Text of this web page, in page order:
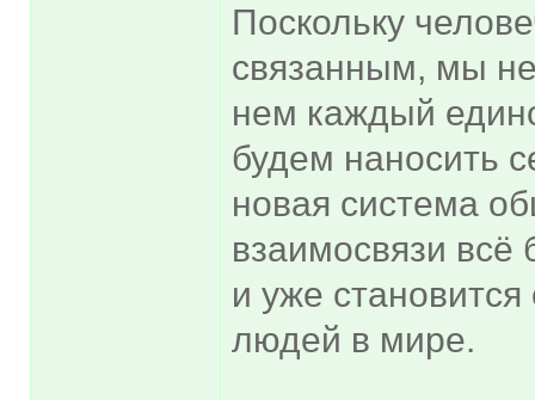
Поскольку
связанным, мы
нем каждый
будем наносить
новая система
взаимосвязи
и уже
людей в мире.